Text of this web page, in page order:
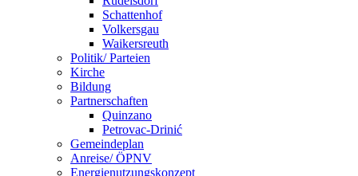
Schattenhof
Volkersgau
Waikersreuth
Politik/ Parteien
Kirche
Bildung
Partnerschaften
Quinzano
Petrovac-Drinić
Gemeindeplan
Anreise/ ÖPNV
Energienutzungskonzept